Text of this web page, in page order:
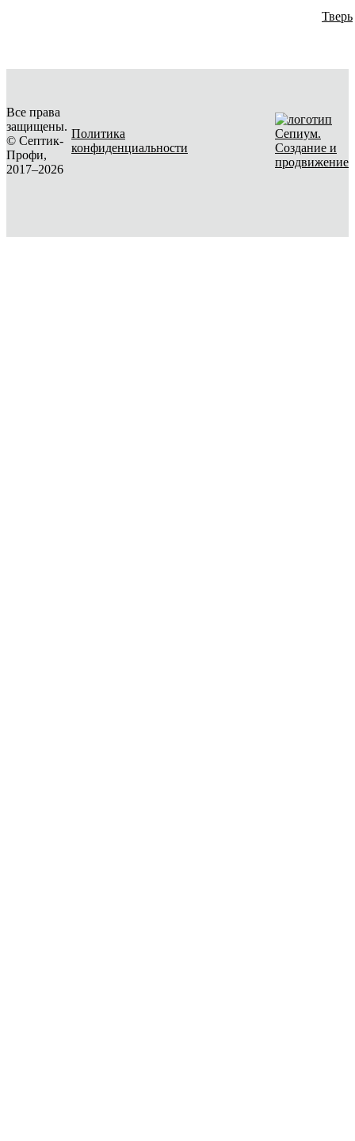
Тверь
Все права
защищены.
© Септик-
Профи,
2017–2026
Политика
конфиденциальности
Создание и
продвижение